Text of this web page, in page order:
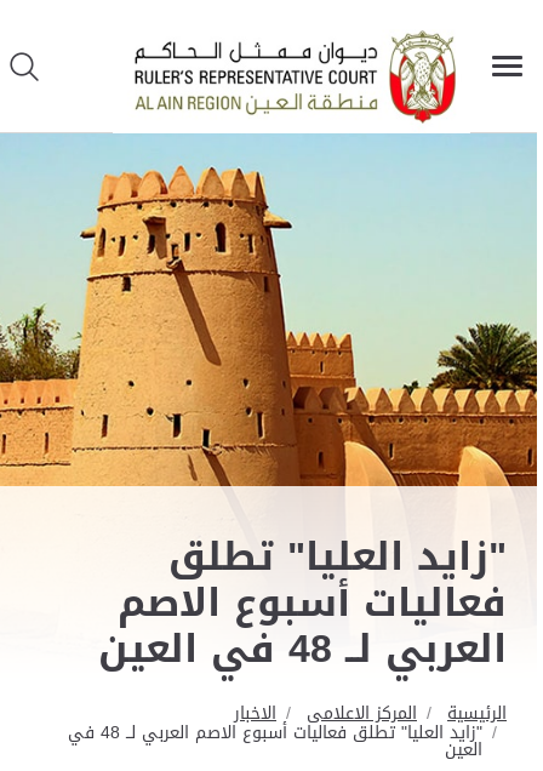
"زايد العليا" تطلق
فعاليات أسبوع الاصم
العربي لــ 48 في العين
الرئيسية المركز الاعلامى الاخبار
"زايد العليا" تطلق فعاليات أسبوع الاصم العربي لــ 48 في
العين